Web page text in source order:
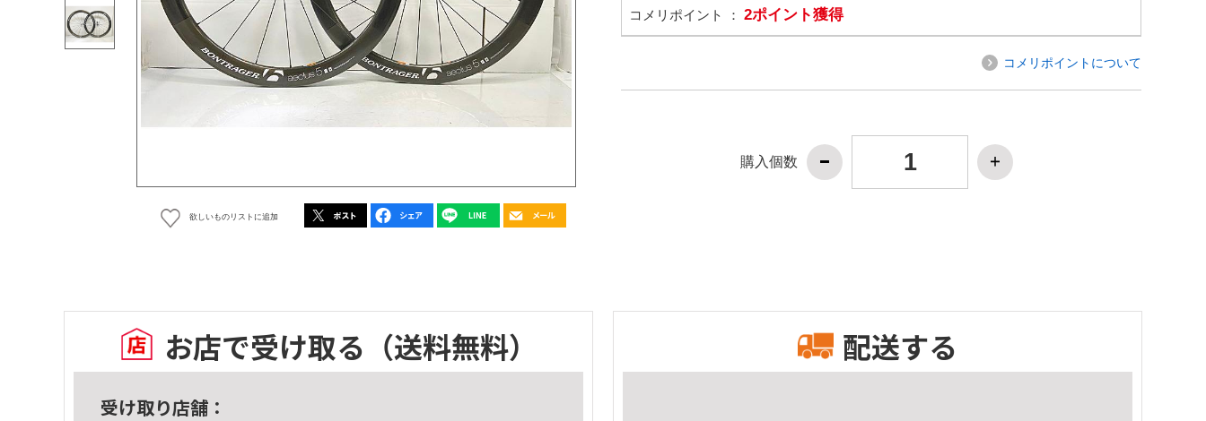
欲しいものリストに追加
コメリポイント ： 2ポイント獲得
コメリポイントについて
購入個数
お店で受け取る （送料無料）
受け取り店舗：
配送する